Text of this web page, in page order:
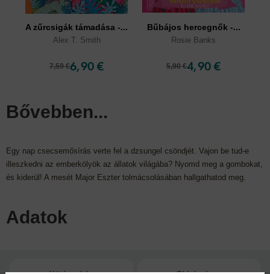
A zűrcsigák támadása -...
Alex T. Smith
7,59 €6,90 €
Bűbájos hercegnők -...
Rosie Banks
5,90 €4,90 €
Bővebben...
Egy nap csecsemősírás verte fel a dzsungel csöndjét. Vajon be tud-e
illeszkedni az emberkölyök az állatok világába? Nyomd meg a gombokat,
és kiderül! A mesét Major Eszter tolmácsolásában hallgathatod meg.
Adatok